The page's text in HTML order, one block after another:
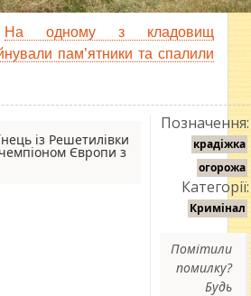
На одному з кладовищ
пам’ятники та спалили
із Решетилівки
Європи з
Позначення:
крадіжка
огорожа
Категорії:
Кримінал
Помітили
помилку?
Будь